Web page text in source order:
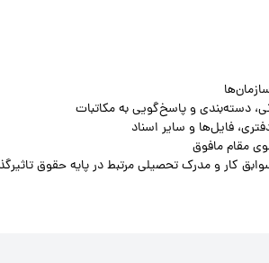
دسته‌بندی و پاسخ‌گویی به مکاتبات
فایل‌ها و سایر اسناد
مقام مافوق
کار و مدرک تحصیلی مرتبط در پایه حقوق